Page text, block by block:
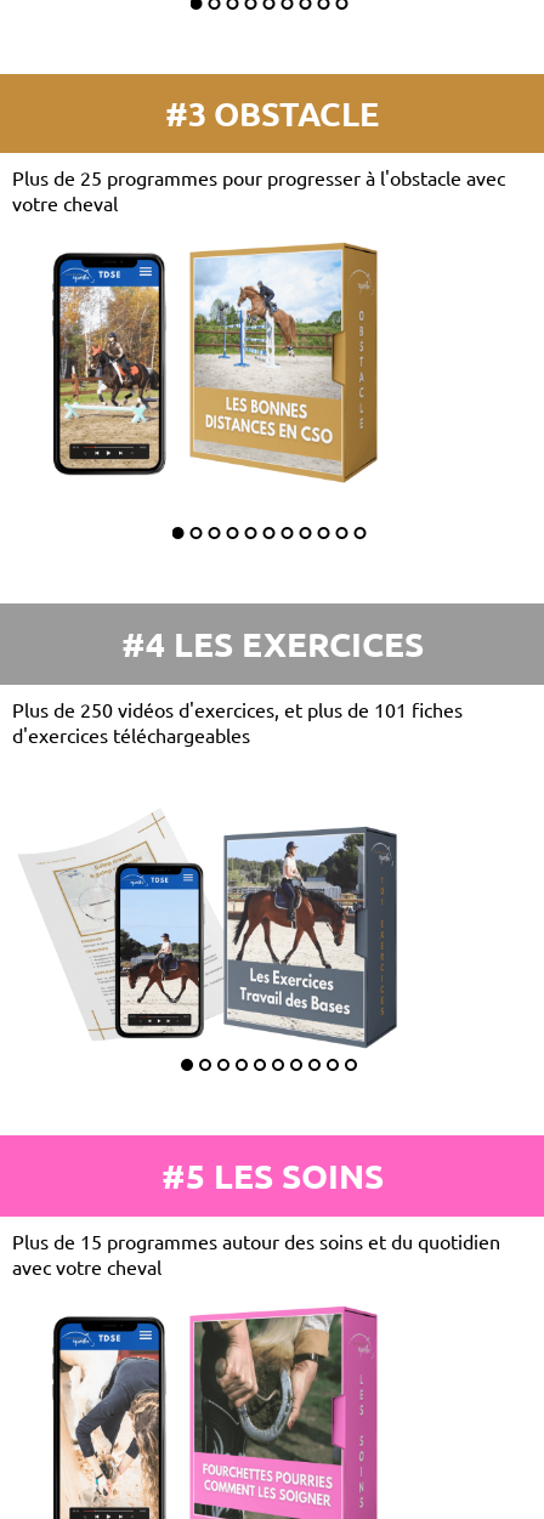
#3 OBSTACLE
Plus de 25 programmes pour progresser à l'obstacle avec
votre cheval
#4 LES EXERCICES
Plus de 250 vidéos d'exercices, et plus de 101 fiches
d'exercices téléchargeables
#5 LES SOINS
Plus de 15 programmes autour des soins et du quotidien
avec votre cheval